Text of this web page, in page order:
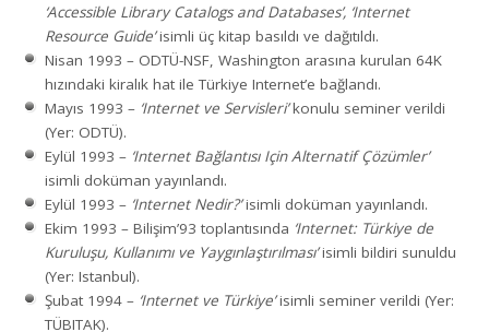
‘Accessible Library Catalogs and Databases’, ‘Internet
Resource Guide’isimli üç kitap basıldı ve dağıtıldı.
Nisan 1993 – ODTÜ-NSF, Washington arasına kurulan 64K
hızındaki kiralık hat ile Türkiye Internet’e bağlandı.
Mayıs 1993 – ‘Internet ve Servisleri’konulu seminer verildi
(Yer: ODTÜ).
Eylül 1993 – ‘Internet Bağlantısı Için Alternatif Çözümler’
isimli doküman yayınlandı.
Eylül 1993 – ‘Internet Nedir?’isimli doküman yayınlandı.
Ekim 1993 – Bilişim’93 toplantısında ‘Internet: Türkiye de
Kuruluşu, Kullanımı ve Yaygınlaştırılması’isimli bildiri sunuldu
(Yer: Istanbul).
Şubat 1994 – ‘Internet ve Türkiye’isimli seminer verildi (Yer:
TÜBITAK).